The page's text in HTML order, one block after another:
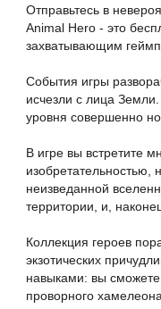
Отправьтесь в
Animal Hero - это
захватывающим
События игры
исчезли с лица
уровня совершенно
В игре вы встретите
неизведанной
территории, и,
Коллекция героев
экзотических
навыками: вы сможете
проворного